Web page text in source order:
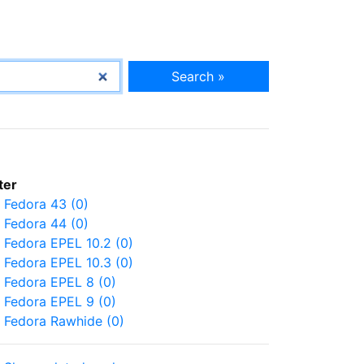
Search »
Fedora 43 (0)
Fedora 44 (0)
Fedora EPEL 10.2 (0)
Fedora EPEL 10.3 (0)
Fedora EPEL 8 (0)
Fedora EPEL 9 (0)
Fedora Rawhide (0)